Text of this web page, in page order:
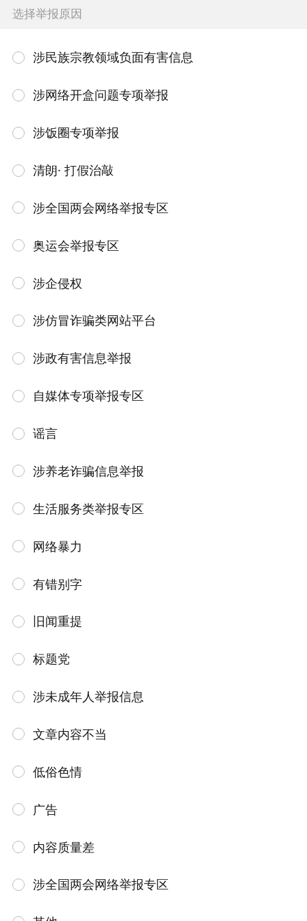
选择举报原因
涉民族宗教领域负面有害信息
涉网络开盒问题专项举报
涉饭圈专项举报
清朗· 打假治敲
涉全国两会网络举报专区
奥运会举报专区
涉企侵权
涉仿冒诈骗类网站平台
涉政有害信息举报
自媒体专项举报专区
谣言
涉养老诈骗信息举报
生活服务类举报专区
网络暴力
有错别字
旧闻重提
标题党
涉未成年人举报信息
文章内容不当
低俗色情
广告
内容质量差
涉全国两会网络举报专区